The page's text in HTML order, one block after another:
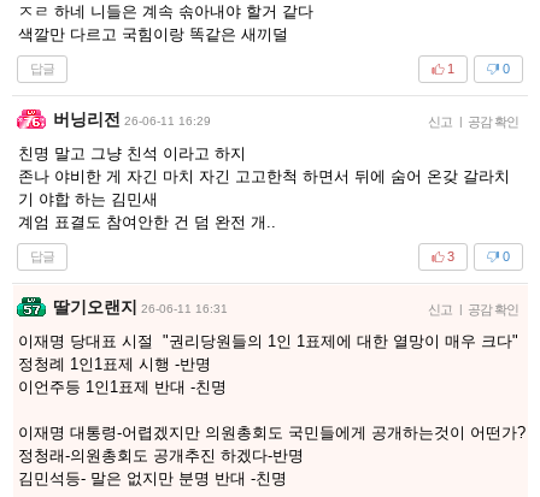
ㅈㄹ 하네 니들은 계속 솎아내야 할거 같다
색깔만 다르고 국힘이랑 똑같은 새끼덜
답글 0
1
버닝리전 26-06-11 16:29 신고 | 공감 확인
친명 말고 그냥 친석 이라고 하지
존나 야비한 게 자긴 마치 자긴 고고한척 하면서 뒤에 숨어 온갖 갈라치
기 야합 하는 김민새
계엄 표결도 참여안한 건 덤 완전 개..
답글 0
3
딸기오랜지 26-06-11 16:31 신고 | 공감 확인
이재명 당대표 시절 "권리당원들의 1인 1표제에 대한 열망이 매우 크다"
정청례 1인1표제 시행 -반명
이언주등 1인1표제 반대 -친명
이재명 대통령-어렵겠지만 의원총회도 국민들에게 공개하는것이 어떤가?
정청래-의원총회도 공개추진 하겠다-반명
김민석등- 말은 없지만 분명 반대 -친명